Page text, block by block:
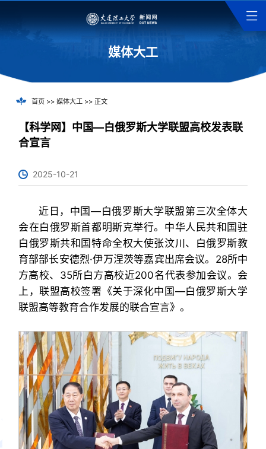
媒体大工
首页>> 媒体大工>> 正文
【科学网】中国—白俄罗斯大学联盟高校发表联
合宣言
2025-10-21
近日，中国—白俄罗斯大学联盟第三次全体大
会在白俄罗斯首都明斯克举行。中华人民共和国驻
白俄罗斯共和国特命全权大使张汶川、白俄罗斯教
育部部长安德烈·伊万涅茨等嘉宾出席会议。28所中
方高校、35所白方高校近200名代表参加会议。会
上，联盟高校签署《关于深化中国—白俄罗斯大学
联盟高等教育合作发展的联合宣言》。